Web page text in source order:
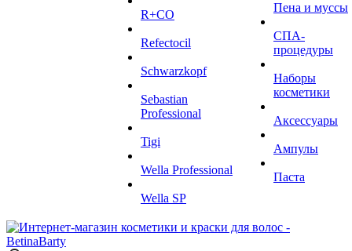
R+CO
Refectocil
Schwarzkopf
Sebastian
Professional
Tigi
Wella Professional
Wella SP
Пена и муссы
СПА-
процедуры
Наборы
косметики
Аксессуары
Ампулы
Паста